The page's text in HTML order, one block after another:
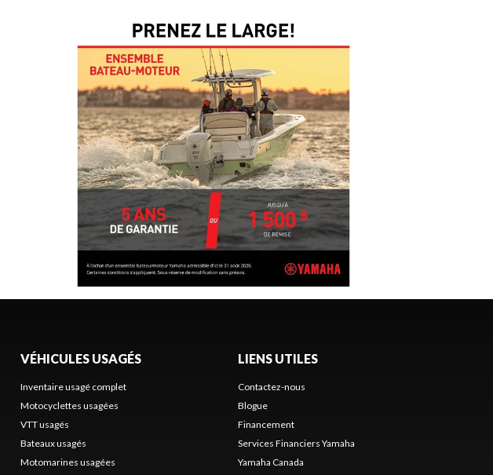
VÉHICULES USAGÉS
Inventaire usagé complet
Motocyclettes usagées
VTT usagés
Bateaux usagés
Motomarines usagées
LIENS UTILES
Contactez-nous
Blogue
Financement
Services Financiers Yamaha
Yamaha Canada